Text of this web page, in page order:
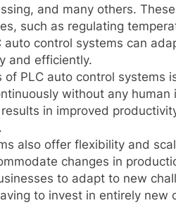
and many others.
such as regulating
auto control systems can
and efficiently.
PLC auto control systems
without any
in improved
also offer flexibility and
changes in
to adapt to new
to invest in entirely new